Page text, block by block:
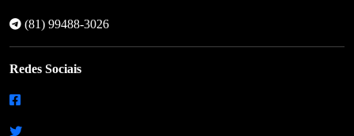
(81) 99488-3026
Redes Sociais